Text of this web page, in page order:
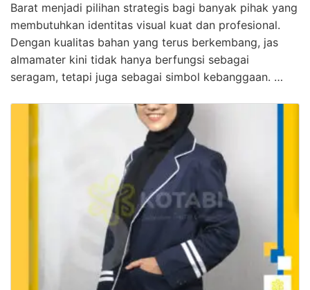
Barat menjadi pilihan strategis bagi banyak pihak yang
membutuhkan identitas visual kuat dan profesional.
Dengan kualitas bahan yang terus berkembang, jas
almamater kini tidak hanya berfungsi sebagai
seragam, tetapi juga sebagai simbol kebanggaan. …